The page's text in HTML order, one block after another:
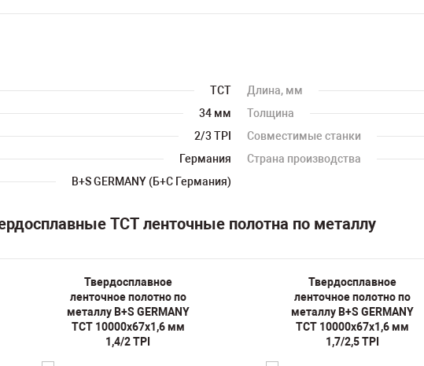
TCT Длина, мм
34 мм Толщина
2/3 TPI Совместимые станки
Германия Страна производства
B+S GERMANY (Б+С Германия)
TCT ленточные полотна по металлу
Твердосплавное
ленточное полотно по
металлу B+S GERMANY
TCT 10000х67х1,6 мм
1,4/2 TPI
Твердосплавное
ленточное полотно по
металлу B+S GERMANY
TCT 10000х67х1,6 мм
1,7/2,5 TPI